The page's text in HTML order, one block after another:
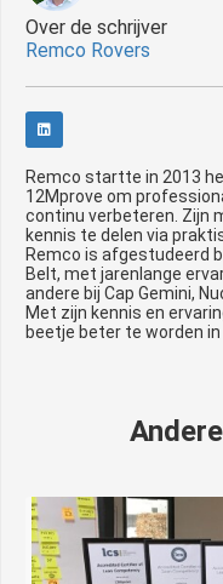
Over de schrijver
Remco Rovers
Remco startte in 2013
12Mprove om
continu verbeteren. Zijn
kennis te delen via
Remco is afgestudeerd
Belt, met jarenlange
andere bij Cap Gemini,
Met zijn kennis en
beetje beter te worden